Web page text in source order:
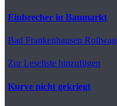
Einbrecher in Baumarkt
Bad Frankenhausen
Zur Leseliste hinzufügen
Kurve nicht gekriegt